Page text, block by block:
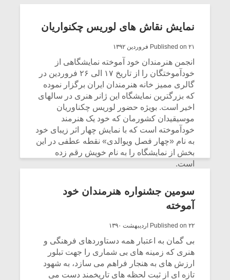
نمایش نقاش های لوریس چکنواریان
Published on ۲۱ فروردین ۱۳۹۲
انجمن هنرمندان خود آموخته نمایشگاهی از
خودآموختگان را از تاریخ ۱۷ الی ۲۶ فروردین در
گالری ممیز خانه هنرمندان ایران برگزار نموده
که بزرگترین نمایشگاه این ژانر هنری در سالهای
اخیر است. بویژه حضور لوریس چکناوریان
موسیقیدان کشورمان که خود یک هنرمند
خودآموخته است که با نمایش چهار اثر زیبای خود
به نام «چهار فصل ویوالدی» نقطه عطفی در این
بخش از نمایشگاه را به نام خویش رقم زده
است.
سومین جشنواره هنرمندان خود
آموخته
Published on ۲۲ اردیبهشت ۱۳۹۰
بی گمان به اعتبار همه دستاوردهای فرهنگی و
هنری که زمینه های بی شماری را جهت تبلور
ارزش های به هنجار فراهم می سازد، به شهود
تازه ای از ثبت لحظه های تاریخمند دست می